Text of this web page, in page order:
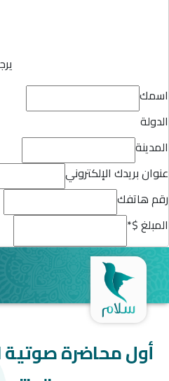
اسمك
الدولة
المدينة
عنوان بريدك الإلكتروني
رقم هاتفك
المبلغ $*
أول محاضرة صوتية